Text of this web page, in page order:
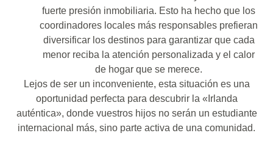
fuerte presión inmobiliaria. Esto ha hecho que los
coordinadores locales más responsables prefieran
diversificar los destinos para garantizar que cada
menor reciba la atención personalizada y el calor
de hogar que se merece.
Lejos de ser un inconveniente, esta situación es una
oportunidad perfecta para descubrir la «Irlanda
auténtica», donde vuestros hijos no serán un estudiante
internacional más, sino parte activa de una comunidad.